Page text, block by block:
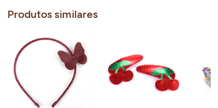
Produtos similares